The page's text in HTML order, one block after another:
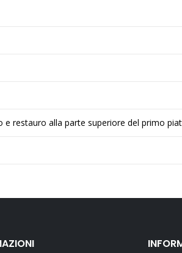
e restauro alla parte superiore del primo